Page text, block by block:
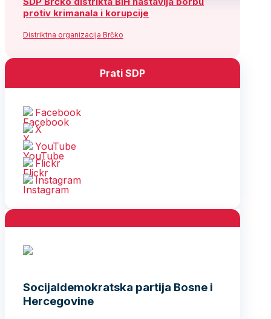
protiv krimanala i korupcije
Distriktna organizacija Brčko
Prati SDP
Facebook
X
YouTube
Flickr
Instagram
Socijaldemokratska partija Bosne i
Hercegovine